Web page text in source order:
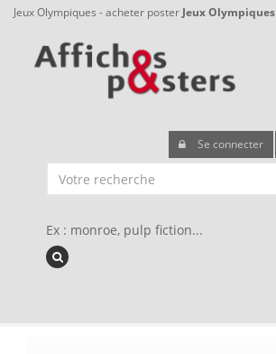
Jeux Olympiques - acheter poster Jeux Olympiques
Se connecter
Ex : monroe, pulp fiction...